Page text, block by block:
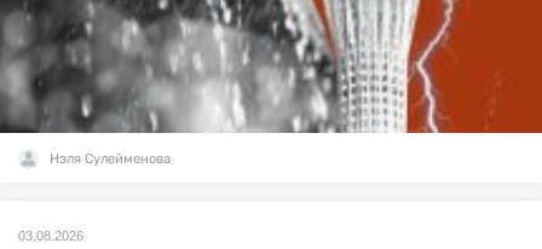
Нэля Сулейменова
03.08.2026